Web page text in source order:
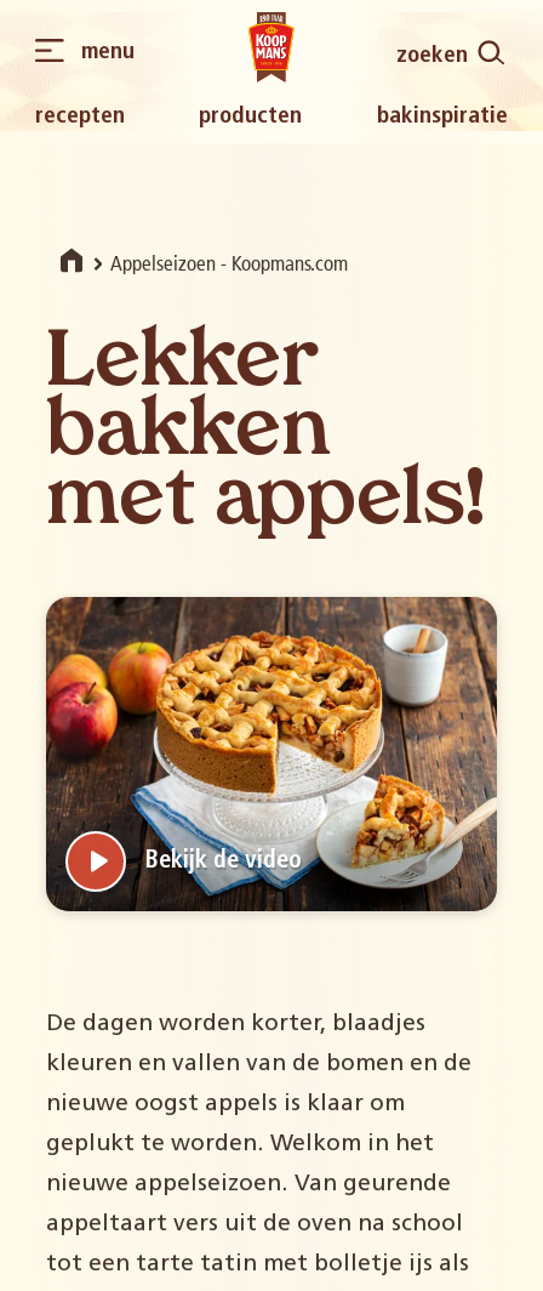
recepten producten bakinspiratie
zoeken
menu
Appelseizoen - Koopmans.com
Lekker
bakken
met appels!
De dagen worden korter, blaadjes
kleuren en vallen van de bomen en de
nieuwe oogst appels is klaar om
geplukt te worden. Welkom in het
nieuwe appelseizoen. Van geurende
appeltaart vers uit de oven na school
tot een tarte tatin met bolletje ijs als
Bekijk de video